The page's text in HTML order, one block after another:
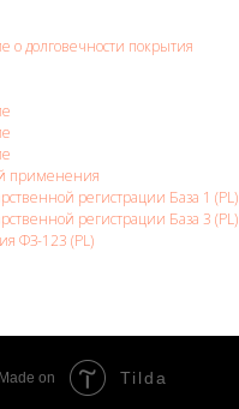
о долговечности покрытия
применения
регистрации База 1 (PL)
регистрации База 3 (PL)
ФЗ-123 (PL)
Made on Tilda